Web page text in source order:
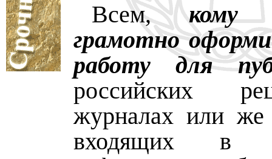
Всем,кому
грамотно
работу для
российских
журналах или же
входящих в